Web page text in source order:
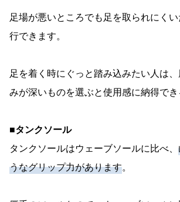
足場が悪いところでも足を取られにく
行できます。
足を着く時にぐっと踏み込みたい人は
みが深いものを選ぶと使用感に納得でき
■タンクソール
タンクソールはウェーブソールに比べ、
うなグリップ力があります。